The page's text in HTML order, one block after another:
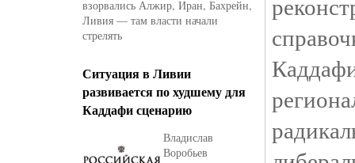
взорвались Алжир, Иран, Бахрейн,
Ливия — там власти начали
стрелять
Ситуация в Ливии
развивается по худшему для
Каддафи сценарию
Владислав
Воробьев